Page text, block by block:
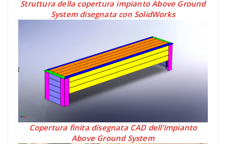
Struttura della copertura impianto Above Ground
System disegnata con SolidWorks
Copertura finita disegnata CAD dell’impianto
Above Ground System